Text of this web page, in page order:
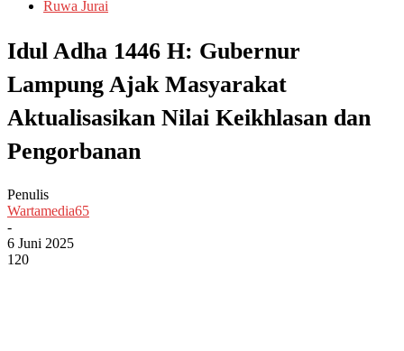
Ruwa Jurai
Idul Adha 1446 H: Gubernur
Lampung Ajak Masyarakat
Aktualisasikan Nilai Keikhlasan dan
Pengorbanan
Penulis
Wartamedia65
-
6 Juni 2025
120